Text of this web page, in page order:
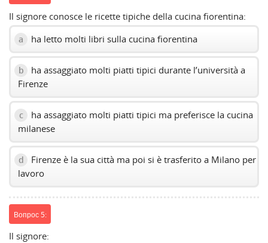
Il signore conosce le ricette tipiche della cucina fiorentina:
a ha letto molti libri sulla cucina fiorentina
b
ha assaggiato molti piatti tipici durante l’università a
Firenze
c
ha assaggiato molti piatti tipici ma preferisce la cucina
milanese
d
Firenze è la sua città ma poi si è trasferito a Milano per
lavoro
Вопрос 5:
Il signore: